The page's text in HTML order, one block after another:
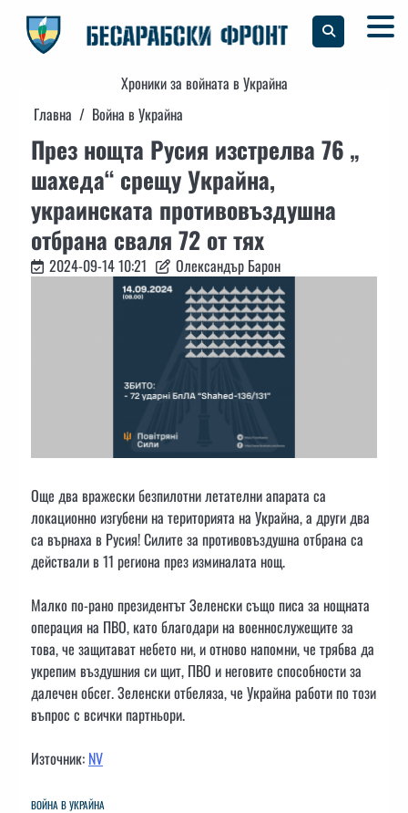
content
Хроники за войната в Украйна
Главна
Война в Украйна
През нощта Русия изстрелва 76 „
шахеда“ срещу Украйна,
украинската противовъздушна
отбрана сваля 72 от тях
2024-09-14 10:21 Олександър Барон
Още два вражески безпилотни летателни апарата са
локационно изгубени на територията на Украйна, а други два
са върнаха в Русия! Силите за противовъздушна отбрана са
действали в 11 региона през изминалата нощ.
Малко по-рано президентът Зеленски също писа за нощната
операция на ПВО, като благодари на военнослужещите за
това, че защитават небето ни, и отново напомни, че трябва да
укрепим въздушния си щит, ПВО и неговите способности за
далечен обсег. Зеленски отбеляза, че Украйна работи по този
въпрос с всички партньори.
Източник: NV
ВОЙНА В УКРАЙНА